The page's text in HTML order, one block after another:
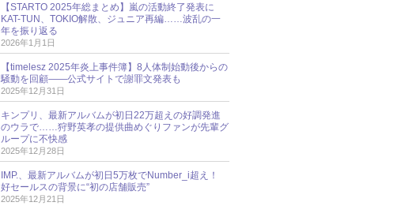
【STARTO 2025年総まとめ】嵐の活動終了発表に
KAT-TUN、TOKIO解散、ジュニア再編……波乱の一
年を振り返る
2026年1月1日
【timelesz 2025年炎上事件簿】8人体制始動後からの
騒動を回顧――公式サイトで謝罪文発表も
2025年12月31日
キンプリ、最新アルバムが初日22万超えの好調発進
のウラで……狩野英孝の提供曲めぐりファンが先輩グ
ループに不快感
2025年12月28日
IMP.、最新アルバムが初日5万枚でNumber_i超え！
好セールスの背景に“初の店舗販売”
2025年12月21日